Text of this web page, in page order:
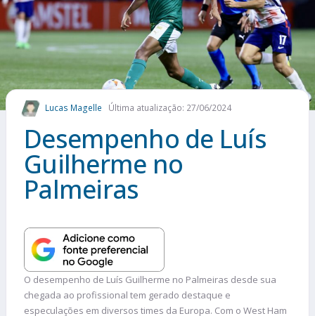
FUTEBOL NACIONAL
FUTEBOL INTERNACIONAL
COMO APOSTAR
MAIS ESPORTES
Lucas Magelle Última atualização: 27/06/2024
Desempenho de Luís
Guilherme no
Palmeiras
O desempenho de Luís Guilherme no Palmeiras desde sua
chegada ao profissional tem gerado destaque e
especulações em diversos times da Europa. Com o West Ham